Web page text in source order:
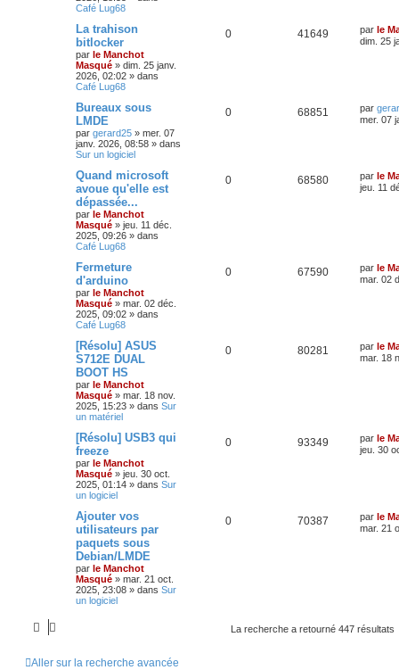
Café Lug68
La trahison
bitlocker
par le Manchot
Masqué » dim. 25 janv.
2026, 02:02 » dans
Café Lug68
0 41649 par le
dim. 25
Bureaux sous
LMDE
par gerard25 » mer. 07
janv. 2026, 08:58 » dans
Sur un logiciel
0 68851 par
mer. 07
Quand microsoft
avoue qu'elle est
dépassée...
par le Manchot
Masqué » jeu. 11 déc.
2025, 09:26 » dans
Café Lug68
0 68580 par le
jeu. 11
Fermeture
d'arduino
par le Manchot
Masqué » mar. 02 déc.
2025, 09:02 » dans
Café Lug68
0 67590 par le
mar. 02
[Résolu] ASUS
S712E DUAL
BOOT HS
par le Manchot
Masqué » mar. 18 nov.
2025, 15:23 » dans Sur
un matériel
0 80281 par le
mar. 18
[Résolu] USB3 qui
freeze
par le Manchot
Masqué » jeu. 30 oct.
2025, 01:14 » dans Sur
un logiciel
0 93349 par le
jeu. 30
Ajouter vos
utilisateurs par
paquets sous
Debian/LMDE
par le Manchot
Masqué » mar. 21 oct.
2025, 23:08 » dans Sur
un logiciel
0 70387 par le
mar. 21
La recherche a retourné 447 résultats
Aller sur la recherche avancée